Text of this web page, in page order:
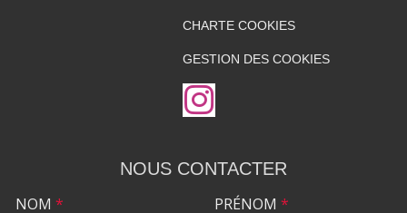
CHARTE COOKIES
GESTION DES COOKIES
NOUS CONTACTER
NOM * PRÉNOM *